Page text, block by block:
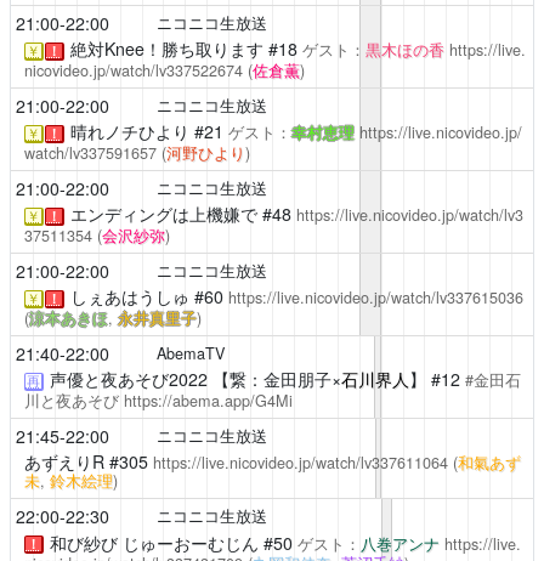
21:00-22:00 ニコニコ生放送
￥ ！ 絶対Knee！勝ち取ります #18 ゲスト： 黒木ほの香 https://live.
nicovideo.jp/watch/lv337522674 (佐倉薫)
21:00-22:00 ニコニコ生放送
￥ ！ 晴れノチひより #21 ゲスト：幸村恵理 https://live.nicovideo.jp/
watch/lv337591657 (河野ひより)
21:00-22:00 ニコニコ生放送
￥ ！ エンディングは上機嫌で#48 https://live.nicovideo.jp/watch/lv3
37511354 (会沢紗弥)
21:00-22:00 ニコニコ生放送
￥ ！ しぇあはうしゅ #60 https://live.nicovideo.jp/watch/lv337615036
(涼本あきほ, 永井真里子)
21:40-22:00 AbemaTV
再 声優と夜あそび2022【繋：金田朋子×石川界人 】 #12 #金田石
川と夜あそび https://abema.app/G4Mi
21:45-22:00 ニコニコ生放送
あずえりR#305 https://live.nicovideo.jp/watch/lv337611064 (和氣あず
未, 鈴木絵理)
22:00-22:30 ニコニコ生放送
！ 和び紗び じゅーおーむじん #50 ゲスト： 八巻アンナ https://live.